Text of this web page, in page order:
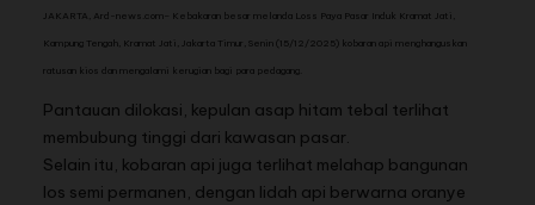
JAKARTA, Ard-news.com – Kebakaran besar melanda Loss Paya Pasar Induk Kramat Jati,
Kampung Tengah, Kramat Jati, Jakarta Timur, Senin (15/12/2025) kobaran api menghanguskan
ratusan kios dan mengalami kerugian bagi para pedagang.
Pantauan dilokasi, kepulan asap hitam tebal terlihat
membubung tinggi dari kawasan pasar.
Selain itu, kobaran api juga terlihat melahap bangunan
los semi permanen, dengan lidah api berwarna oranye